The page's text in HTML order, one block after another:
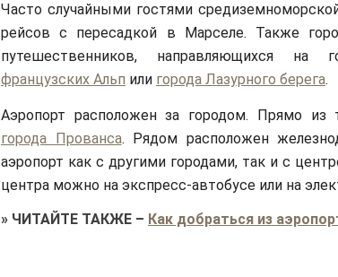
Часто случайными гостями
рейсов с пересадкой в Марселе. Также
путешественников, направляющихся
французских Альп или города Лазурного берега.
Аэропорт расположен за городом. Прямо из
города Прованса. Рядом расположен
аэропорт как с другими городами, так и с
центра можно на экспресс-автобусе или на
» ЧИТАЙТЕ ТАКЖЕ – Как добраться из